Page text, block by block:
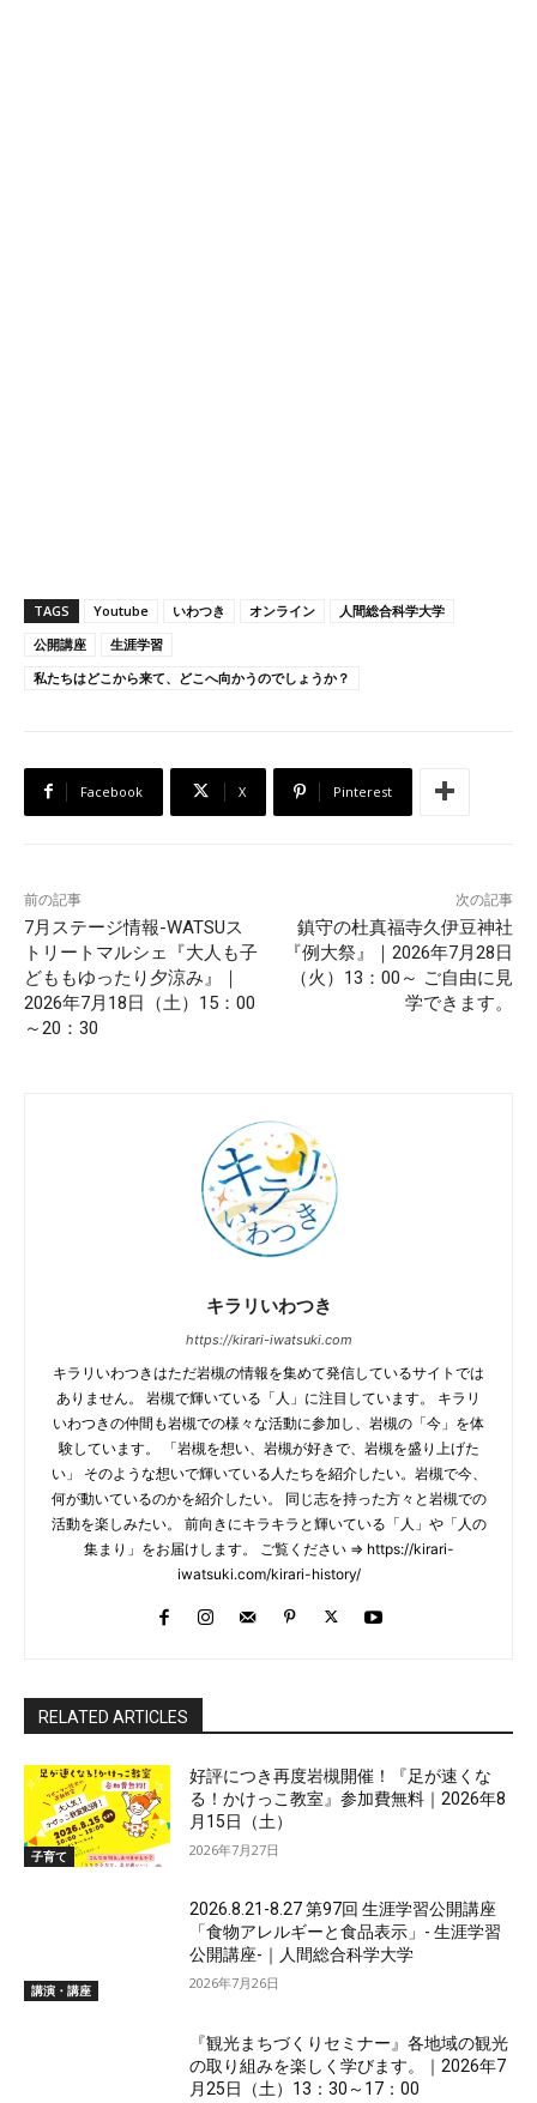
TAGS Youtube いわつき オンライン
人間総合科学大学
公開講座
生涯学習
私たちはどこから来て、どこへ向かうのでしょうか？
Facebook X Pinterest
前の記事
7月ステージ情報-WATSUス
トリートマルシェ『大人も子
どももゆったり夕涼み』｜
2026年7月18日（土）15：00
～20：30
次の記事
鎮守の杜真福寺久伊豆神社
『例大祭』｜2026年7月28日
（火）13：00～ ご自由に見
学できます。
キラリいわつき
https://kirari-iwatsuki.com
キラリいわつきはただ岩槻の情報を集めて発信しているサイトでは
ありません。 岩槻で輝いている「人」に注目しています。 キラリ
いわつきの仲間も岩槻での様々な活動に参加し、岩槻の「今」を体
験しています。 「岩槻を想い、岩槻が好きで、岩槻を盛り上げた
い」 そのような想いで輝いている人たちを紹介したい。岩槻で今、
何が動いているのかを紹介したい。 同じ志を持った方々と岩槻での
活動を楽しみたい。 前向きにキラキラと輝いている「人」や「人の
集まり」をお届けします。 ご覧ください ⇒ https://kirari-
iwatsuki.com/kirari-history/
RELATED ARTICLES
子育て
好評につき再度岩槻開催！『足が速くな
る！かけっこ教室』参加費無料｜2026年8
月15日（土）
2026年7月27日
講演・講座
2026.8.21-8.27 第97回 生涯学習公開講座
「食物アレルギーと食品表示」- 生涯学習
公開講座-｜人間総合科学大学
2026年7月26日
『観光まちづくりセミナー』各地域の観光
の取り組みを楽しく学びます。｜2026年7
月25日（土）13：30～17：00